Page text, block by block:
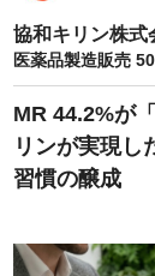
協和キリン株式
医薬品製造販売
MR 44.2%が
リンが実現し
習慣の醸成